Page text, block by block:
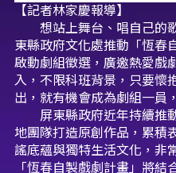
【記者林家慶報導】
想站上舞台、唱自己的
東縣政府文化處推動「恆春
啟動劇組徵選，廣邀熱愛戲
入，不限科班背景，只要懷
出，就有機會成為劇組一員
屏東縣政府近年持續推
地團隊打造原創作品，累積
謠底蘊與獨特生活文化，非
「恆春自製戲劇計畫」將